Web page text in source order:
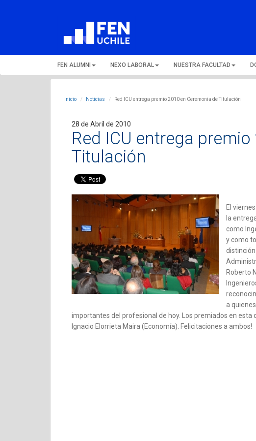
FEN ALUMNI NEXO LABORAL NUESTRA FACULTAD
Inicio Noticias Red ICU entrega premio 2010 en Ceremonia de Titulación
28 de Abril de 2010
Red ICU entrega
Titulación
El
la
como
y como
Roberto
a
importantes del profesional de hoy. Los premiados en
Ignacio Elorrieta Maira (Economía). Felicitaciones a ambos!